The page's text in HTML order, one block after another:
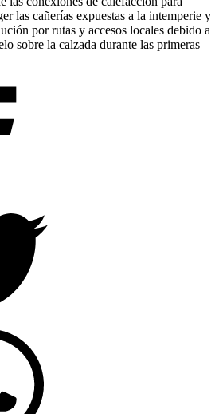
las cañerías expuestas a la intemperie y
por rutas y accesos locales debido a
sobre la calzada durante las primeras